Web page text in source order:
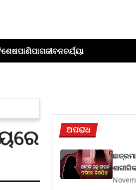
ପାଣିପାଗଜୀବନଚର୍ଯ୍ୟା
ଅପରାଧ